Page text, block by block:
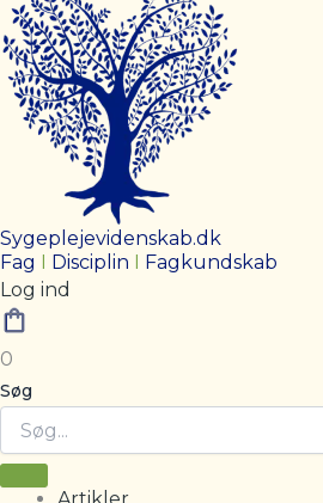
Sygeplejevidenskab.dk
Fag I Disciplin I Fagkundskab
Log ind
0
Søg